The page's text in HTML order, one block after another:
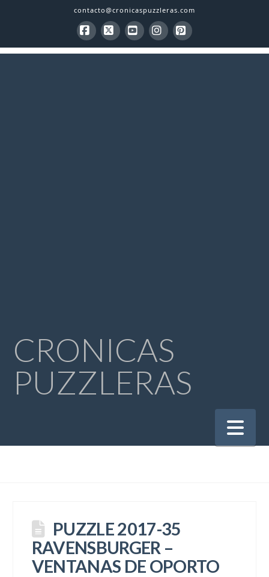
contacto@cronicaspuzzleras.com
Facebook
X YouTubeInstagram
Pinterest
CRONICAS
PUZZLERAS
PUZZLE 2017-35
RAVENSBURGER –
VENTANAS DE OPORTO